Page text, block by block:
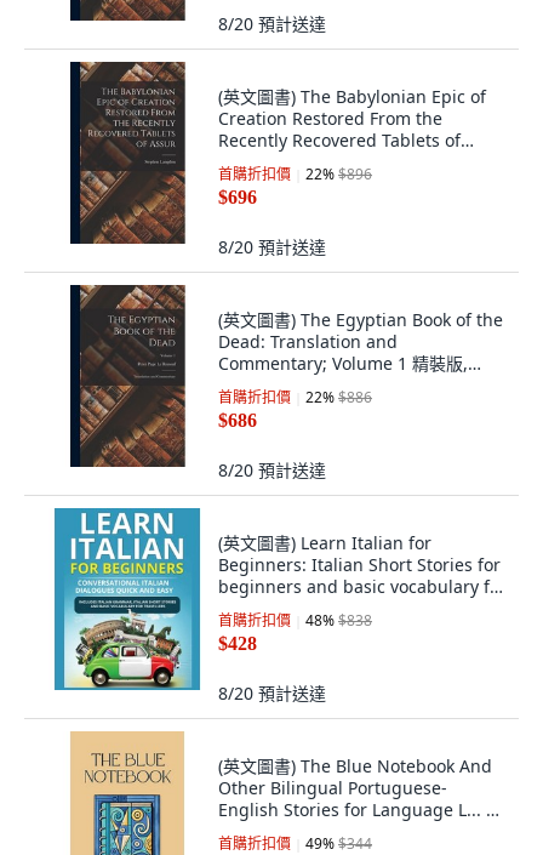
8/20 預計送達
(英文圖書) The Babylonian Epic of
Creation Restored From the
Recently Recovered Tablets of
Assur 精裝版, Legare Street Press,
英文
首購折扣價 22%$896
$696
8/20 預計送達
(英文圖書) The Egyptian Book of the
Dead: Translation and
Commentary; Volume 1 精裝版,
Legare Street Press, 英文
首購折扣價 22%$886
$686
8/20 預計送達
(英文圖書) Learn Italian for
Beginners: Italian Short Stories for
beginners and basic vocabulary for
tra... 平裝版, Dawson Castillo, 英文
首購折扣價 48%$838
$428
8/20 預計送達
(英文圖書) The Blue Notebook And
Other Bilingual Portuguese-
English Stories for Language L... 平
裝版, Pomme Bilingual, 英文
首購折扣價 49%$344